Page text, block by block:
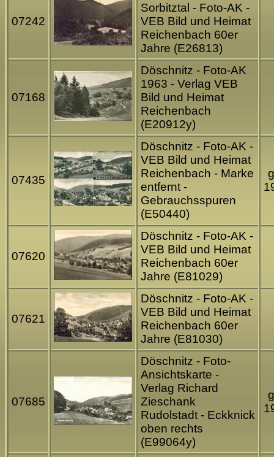
07242
Sorbitztal - Foto-AK -
VEB Bild und Heimat
Reichenbach 60er
Jahre (E26813)
07168
Döschnitz - Foto-AK
1963 - Verlag VEB
Bild und Heimat
Reichenbach
(E20912y)
07435
Döschnitz - Foto-AK -
VEB Bild und Heimat
Reichenbach - Marke
entfernt -
Gebrauchsspuren
(E50440)
07620
Döschnitz - Foto-AK -
VEB Bild und Heimat
Reichenbach 60er
Jahre (E81029)
07621
Döschnitz - Foto-AK -
VEB Bild und Heimat
Reichenbach 60er
Jahre (E81030)
07685
Döschnitz - Foto-
Ansichtskarte -
Verlag Richard
Zieschank
Rudolstadt - Eckknick
oben rechts
(E99064y)